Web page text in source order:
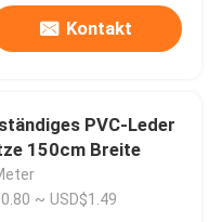
Kontakt
PVC-Leder
150cm Breite
~ USD$1.49